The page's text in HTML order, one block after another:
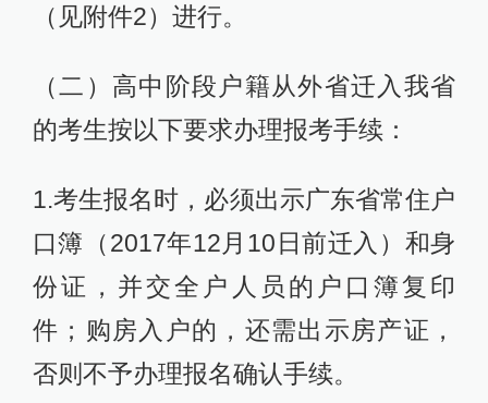
（见附件2）进行。
（二）高中阶段户籍从外省迁入我省
的考生按以下要求办理报考手续：
1.考生报名时，必须出示广东省常住户
口簿（2017年12月10日前迁入）和身
份证，并交全户人员的户口簿复印
件；购房入户的，还需出示房产证，
否则不予办理报名确认手续。